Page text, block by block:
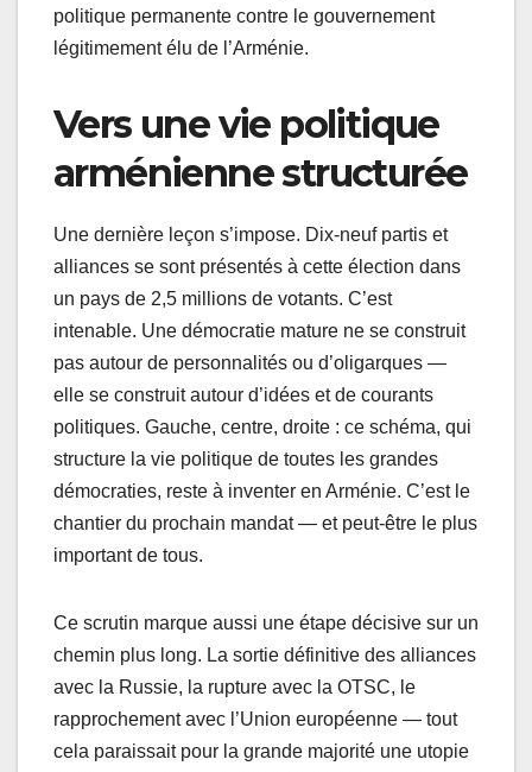
politique permanente contre le gouvernement
légitimement élu de l’Arménie.
Vers une vie politique
arménienne structurée
Une dernière leçon s’impose. Dix-neuf partis et
alliances se sont présentés à cette élection dans
un pays de 2,5 millions de votants. C’est
intenable. Une démocratie mature ne se construit
pas autour de personnalités ou d’oligarques —
elle se construit autour d’idées et de courants
politiques. Gauche, centre, droite : ce schéma, qui
structure la vie politique de toutes les grandes
démocraties, reste à inventer en Arménie. C’est le
chantier du prochain mandat — et peut-être le plus
important de tous.
Ce scrutin marque aussi une étape décisive sur un
chemin plus long. La sortie définitive des alliances
avec la Russie, la rupture avec la OTSC, le
rapprochement avec l’Union européenne — tout
cela paraissait pour la grande majorité une utopie